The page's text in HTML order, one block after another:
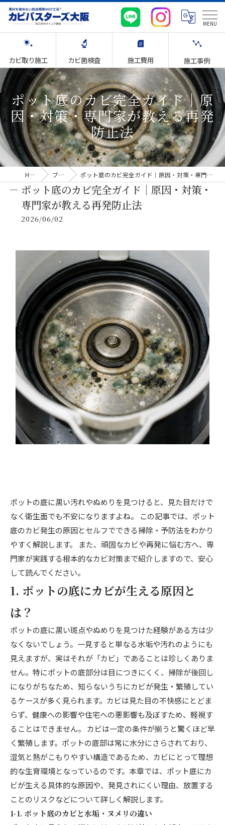
カビ取り施工 カビ菌検査 施工費用 施工事例
ポット底のカビ完全ガイド｜原
因・対策・専門家が教える再発
防止法
HOME ブログ ポット底のカビ完全ガイド｜原因・対策・専門家が教える再発防止法
ポット底のカビ完全ガイド｜原因・対策・
専門家が教える再発防止法
2026/06/02
ポットの底に黒い汚れやぬめりを見つけると、見た目だけで
なく衛生面でも不安になりますよね。 この記事では、ポット
底のカビ発生の原因とセルフでできる掃除・予防法をわかり
やすく解説します。 また、頑固なカビや再発に悩む方へ、専
門家が実践する根本的なカビ対策まで紹介しますので、安心
して読んでください。
1. ポットの底にカビが生える原因と
は？
ポットの底に黒い斑点やぬめりを見つけた経験がある方は少
なくないでしょう。一見すると単なる水垢や汚れのようにも
見えますが、実はそれが「カビ」であることは珍しくありま
せん。特にポットの底部分は目につきにくく、掃除が後回し
になりがちなため、知らないうちにカビが発生・繁殖してい
るケースが多く見られます。カビは見た目の不快感にとどま
らず、健康への影響や住宅への悪影響も及ぼすため、軽視す
ることはできません。 カビは一定の条件が揃うと驚くほど早
く繁殖します。ポットの底部は常に水分にさらされており、
湿気と熱がこもりやすい構造であるため、カビにとって理想
的な生育環境となっているのです。本章では、ポット底にカ
ビが生える具体的な原因や、発見されにくい理由、放置する
ことのリスクなどについて詳しく解説します。
1-1. ポット底のカビと水垢・ヌメリの違い